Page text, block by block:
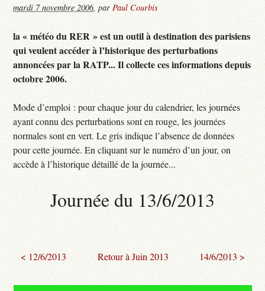
mardi 7 novembre 2006,parPaul Courbis
la « météo du RER » est un outil à destination des parisiens
qui veulent accéder à l’historique des perturbations
annoncées par la RATP... Il collecte ces informations depuis
octobre 2006.
Mode d’emploi : pour chaque jour du calendrier, les journées
ayant connu des perturbations sont en rouge, les journées
normales sont en vert. Le gris indique l’absence de données
pour cette journée. En cliquant sur le numéro d’un jour, on
accède à l’historique détaillé de la journée...
Journée du 13/6/2013
< 12/6/2013 Retour à Juin 2013 14/6/2013 >